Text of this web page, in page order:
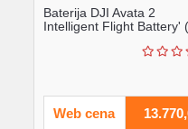
Baterija DJI Avata 2
Intelligent Flight Battery' (
Web cena